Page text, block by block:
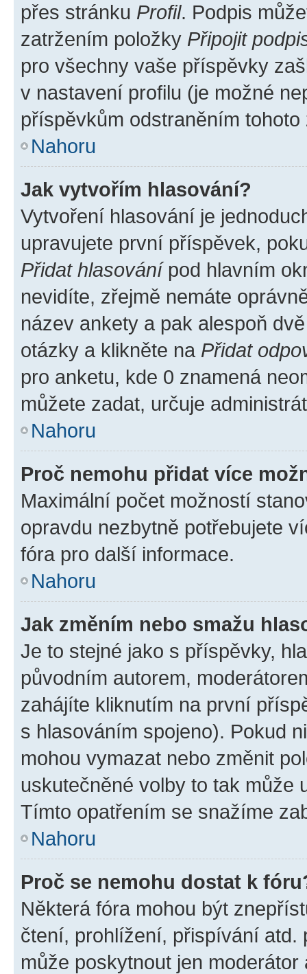
přes stránku Profil. Podpis
zatržením položky Připojit
pro všechny vaše příspěvky
v nastavení profilu (je možné
příspěvkům odstraněním
Nahoru
Jak vytvořím hlasování?
Vytvoření hlasování je
upravujete první příspěvek,
Přidat hlasovánípod hlavním
nevidíte, zřejmě nemáte
název ankety a pak alespoň
otázky a klikněte na Přidat
pro anketu, kde 0 znamená
můžete zadat, určuje
Nahoru
Proč nemohu přidat více
Maximální počet možností
opravdu nezbytně potřebujete
fóra pro další informace.
Nahoru
Jak změním nebo smažu
Je to stejné jako s příspěvky,
původním autorem,
zahájíte kliknutím na první
s hlasováním spojeno). Pokud
mohou vymazat nebo změnit
uskutečněné volby to tak může
Tímto opatřením se snažíme
Nahoru
Proč se nemohu dostat k
Některá fóra mohou být
čtení, prohlížení, přispívání atd.
může poskytnout jen